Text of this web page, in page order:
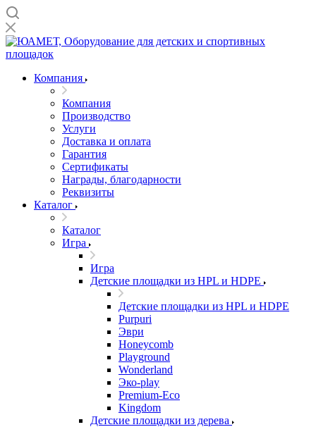
Компания
Компания
Производство
Услуги
Доставка и оплата
Гарантия
Сертификаты
Награды, благодарности
Реквизиты
Каталог
Каталог
Игра
Игра
Детские площадки из HPL и HDPE
Детские площадки из HPL и HDPE
Purpuri
Эври
Honeycomb
Playground
Wonderland
Эко-play
Premium-Eco
Kingdom
Детские площадки из дерева